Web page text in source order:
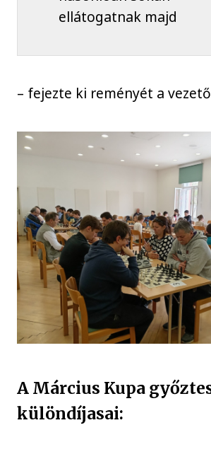
ellátogatnak majd
– fejezte ki reményét a
A Március Kupa
különdíjasai: